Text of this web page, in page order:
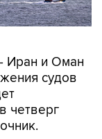
- Иран и Оман
судов
четверг